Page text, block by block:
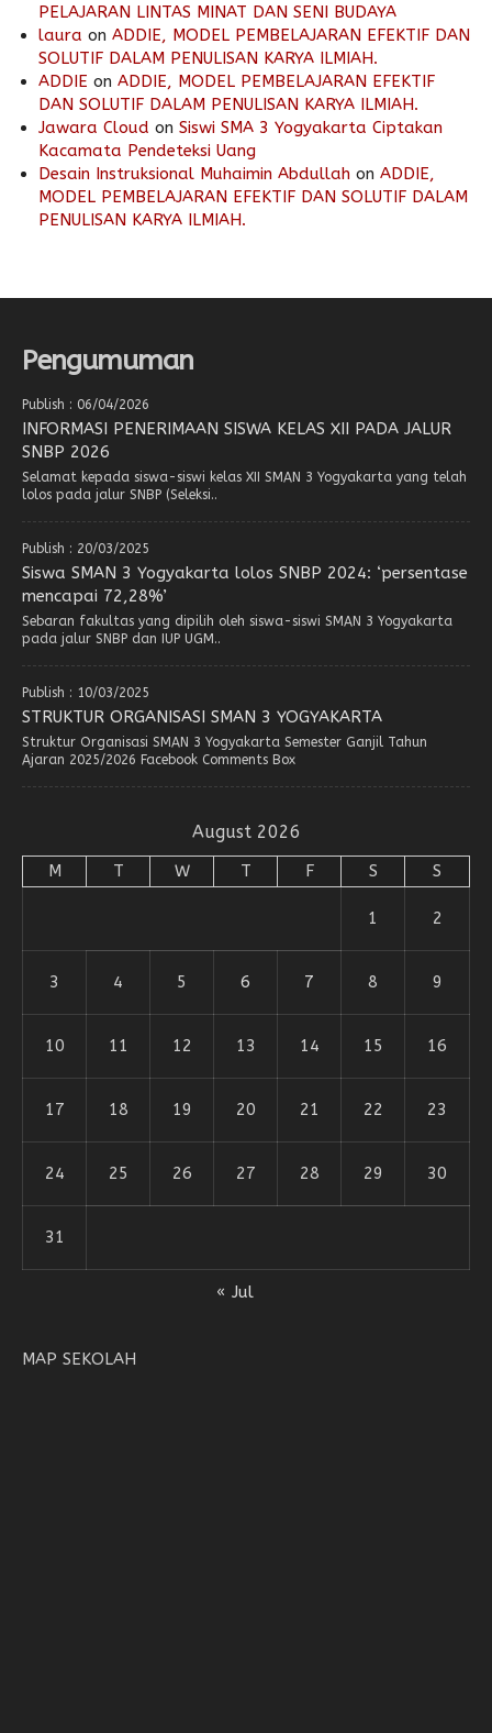
PELAJARAN LINTAS MINAT DAN SENI BUDAYA
laura on ADDIE, MODEL PEMBELAJARAN EFEKTIF DAN
SOLUTIF DALAM PENULISAN KARYA ILMIAH.
ADDIE on ADDIE, MODEL PEMBELAJARAN EFEKTIF
DAN SOLUTIF DALAM PENULISAN KARYA ILMIAH.
Jawara Cloud on Siswi SMA 3 Yogyakarta Ciptakan
Kacamata Pendeteksi Uang
Desain Instruksional Muhaimin Abdullah on ADDIE,
MODEL PEMBELAJARAN EFEKTIF DAN SOLUTIF DALAM
PENULISAN KARYA ILMIAH.
Pengumuman
Publish : 06/04/2026
INFORMASI PENERIMAAN SISWA KELAS XII PADA JALUR
SNBP 2026
Selamat kepada siswa-siswi kelas XII SMAN 3 Yogyakarta yang telah
lolos pada jalur SNBP (Seleksi..
Publish : 20/03/2025
Siswa SMAN 3 Yogyakarta lolos SNBP 2024: ‘persentase
mencapai 72,28%’
Sebaran fakultas yang dipilih oleh siswa-siswi SMAN 3 Yogyakarta
pada jalur SNBP dan IUP UGM..
Publish : 10/03/2025
STRUKTUR ORGANISASI SMAN 3 YOGYAKARTA
Struktur Organisasi SMAN 3 Yogyakarta Semester Ganjil Tahun
Ajaran 2025/2026 Facebook Comments Box
August 2026
M T W T F S S
1 2
3 4 5 6 7 8 9
10 11 12 13 14 15 16
17 18 19 20 21 22 23
24 25 26 27 28 29 30
31
« Jul
MAP SEKOLAH